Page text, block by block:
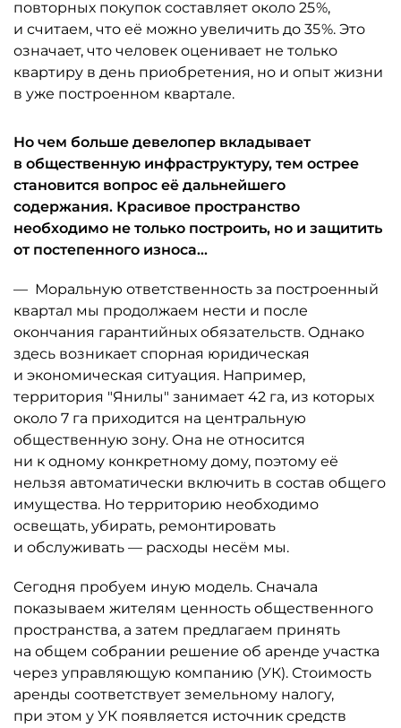
повторных покупок составляет около 25 %,
и считаем, что её можно увеличить до 35 %. Это
означает, что человек оценивает не только
квартиру в день приобретения, но и опыт жизни
в уже построенном квартале.
Но чем больше девелопер вкладывает
в общественную инфраструктуру, тем острее
становится вопрос её дальнейшего
содержания. Красивое пространство
необходимо не только построить, но и защитить
от постепенного износа...
— Моральную ответ­ственность за построенный
квартал мы продолжаем нести и после
окончания гарантийных обязательств. Однако
здесь возникает спорная юридическая
и экономическая ситуация. Например,
территория "Янилы" занимает 42 га, из которых
около 7 га приходится на центральную
общественную зону. Она не относится
ни к одному конкретному дому, поэтому её
нельзя автоматически включить в состав общего
имущества. Но территорию необходимо
освещать, убирать, ремонтировать
и обслуживать — расходы несём мы.
Сегодня пробуем иную модель. Сначала
показываем жителям ценность общественного
пространства, а затем предлагаем принять
на общем собрании решение об аренде участ­ка
через управля­ющую компанию (УК). Стоимость
аренды соответствует земельному налогу,
при этом у УК появляется источник средств